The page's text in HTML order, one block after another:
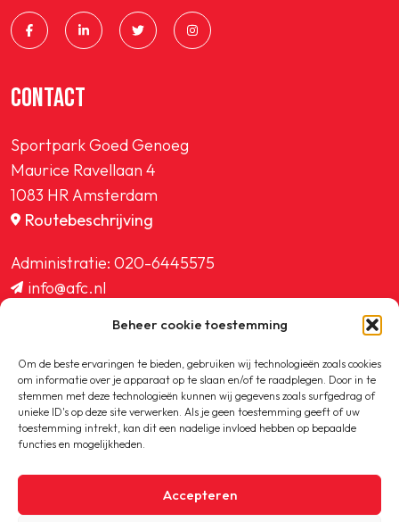
Beheer cookie toestemming
Om de beste ervaringen te bieden, gebruiken wij technologieën zoals cookies
om informatie over je apparaat op te slaan en/of te raadplegen. Door in te
stemmen met deze technologieën kunnen wij gegevens zoals surfgedrag of
unieke ID's op deze site verwerken. Als je geen toestemming geeft of uw
toestemming intrekt, kan dit een nadelige invloed hebben op bepaalde
functies en mogelijkheden.
Accepteren
CONTACT
Sportpark Goed Genoeg
Maurice Ravellaan 4
1083 HR Amsterdam
Routebeschrijving
Administratie: 020-6445575
info@afc.nl
ledenadministratie@afc.nl
Copyright © 2020-2026 AFC